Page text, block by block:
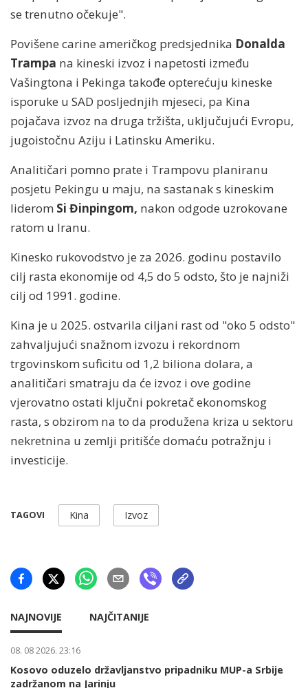
se trenutno očekuje".
Povišene carine američkog predsjednika Donalda
Trampa na kineski izvoz i napetosti između
Vašingtona i Pekinga takođe opterećuju kineske
isporuke u SAD posljednjih mjeseci, pa Kina
pojačava izvoz na druga tržišta, uključujući Evropu,
jugoistočnu Aziju i Latinsku Ameriku.
Analitičari pomno prate i Trampovu planiranu
posjetu Pekingu u maju, na sastanak s kineskim
liderom Si Đinpingom, nakon odgode uzrokovane
ratom u Iranu.
Kinesko rukovodstvo je za 2026. godinu postavilo
cilj rasta ekonomije od 4,5 do 5 odsto, što je najniži
cilj od 1991. godine.
Kina je u 2025. ostvarila ciljani rast od "oko 5 odsto"
zahvaljujući snažnom izvozu i rekordnom
trgovinskom suficitu od 1,2 biliona dolara, a
analitičari smatraju da će izvoz i ove godine
vjerovatno ostati ključni pokretač ekonomskog
rasta, s obzirom na to da produžena kriza u sektoru
nekretnina u zemlji pritišće domaću potražnju i
investicije.
TAGOVI Kina Izvoz
NAJNOVIJE NAJČITANIJE
08. 08 2026. 23:16
Kosovo oduzelo državljanstvo pripadniku MUP-a Srbije
zadržanom na Jarinju